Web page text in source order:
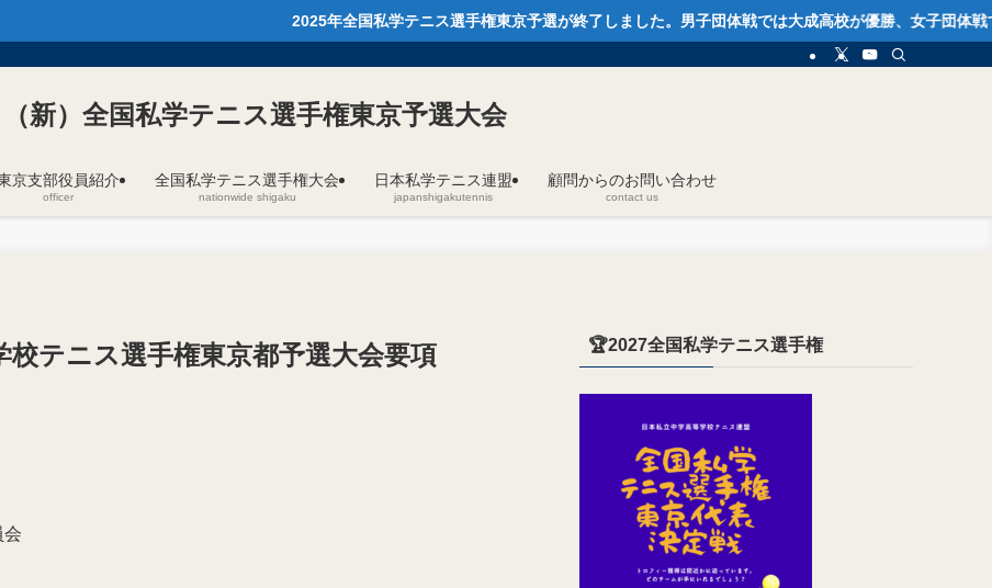
2025年全国私学テニス選手権東京予選が終了しました。男子団体戦では大成高校が優勝、女子団体戦では東京高校
（新）全国私学テニス選手権東京予選大会
京支部役員紹介
officer
全国私学テニス選手権大会
nationwide shigaku
日本私学テニス連盟
japanshigakutennis
顧問からのお問い合わせ
contact us
校テニス選手権東京都予選大会要項
会
🏆2027全国私学テニス選手権